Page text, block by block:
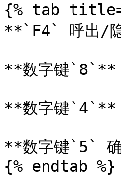
{% tab
**`F4` 呼出/
**数字键
**数字键
**数字键`5`
{% endtab %}